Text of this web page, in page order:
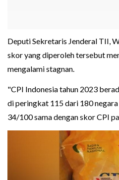
Deputi Sekretaris Jenderal TII,
skor yang diperoleh tersebut
mengalami stagnan.
"CPI Indonesia tahun 2023
di peringkat 115 dari 180
34/100 sama dengan skor CPI